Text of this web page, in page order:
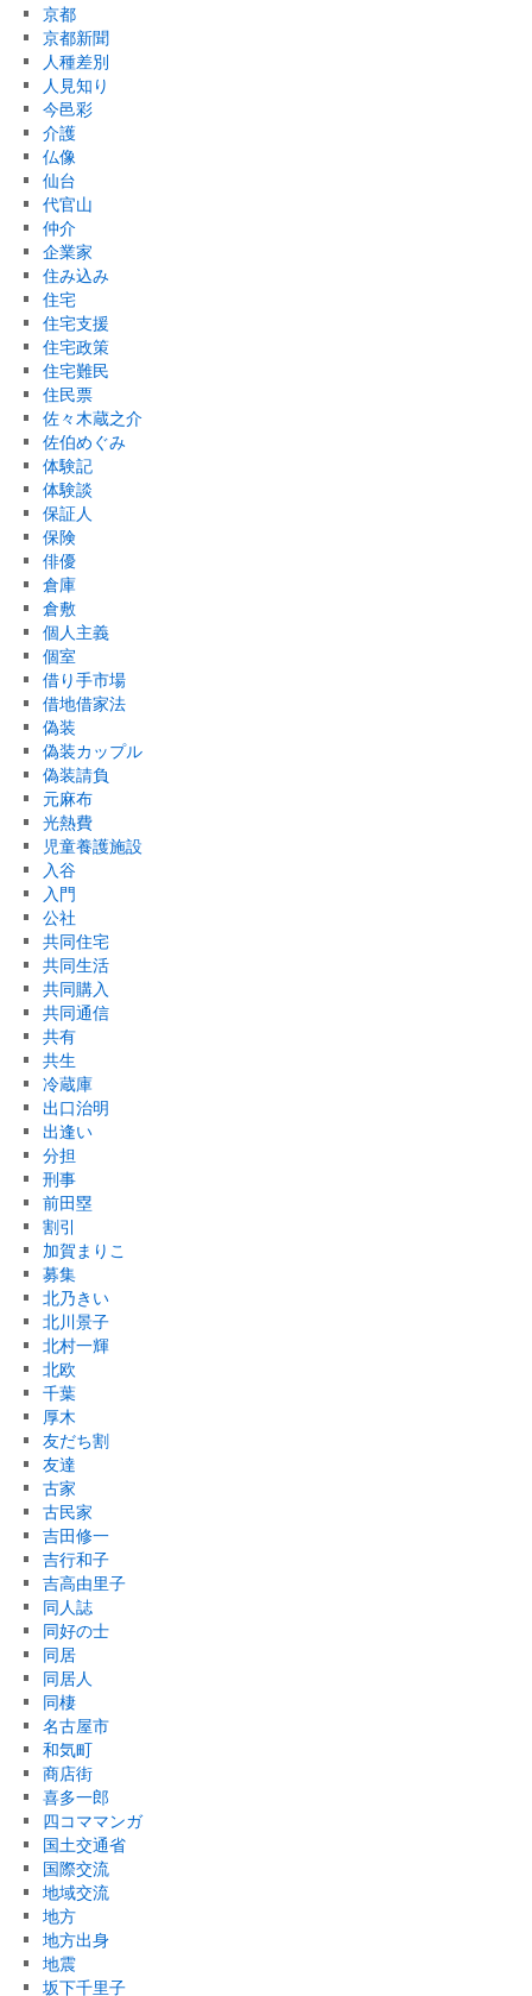
京都
京都新聞
人種差別
人見知り
今邑彩
介護
仏像
仙台
代官山
仲介
企業家
住み込み
住宅
住宅支援
住宅政策
住宅難民
住民票
佐々木蔵之介
佐伯めぐみ
体験記
体験談
保証人
保険
俳優
倉庫
倉敷
個人主義
個室
借り手市場
借地借家法
偽装
偽装カップル
偽装請負
元麻布
光熱費
児童養護施設
入谷
入門
公社
共同住宅
共同生活
共同購入
共同通信
共有
共生
冷蔵庫
出口治明
出逢い
分担
刑事
前田塁
割引
加賀まりこ
募集
北乃きい
北川景子
北村一輝
北欧
千葉
厚木
友だち割
友達
古家
古民家
吉田修一
吉行和子
吉高由里子
同人誌
同好の士
同居
同居人
同棲
名古屋市
和気町
商店街
喜多一郎
四コママンガ
国土交通省
国際交流
地域交流
地方
地方出身
地震
坂下千里子